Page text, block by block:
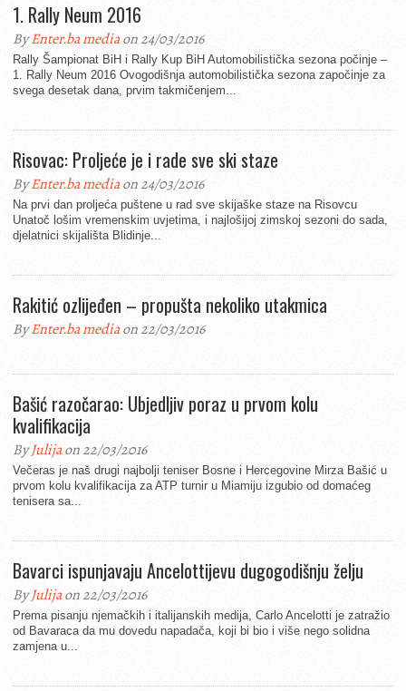
1. Rally Neum 2016
ByEnter.ba mediaon 24/03/2016
Rally Šampionat BiH i Rally Kup BiH Automobilistička sezona počinje –
1. Rally Neum 2016 Ovogodišnja automobilistička sezona započinje za
svega desetak dana, prvim takmičenjem...
Risovac: Proljeće je i rade sve ski staze
ByEnter.ba mediaon 24/03/2016
Na prvi dan proljeća puštene u rad sve skijaške staze na Risovcu
Unatoč lošim vremenskim uvjetima, i najlošijoj zimskoj sezoni do sada,
djelatnici skijališta Blidinje...
Rakitić ozlijeđen – propušta nekoliko utakmica
ByEnter.ba mediaon 22/03/2016
Bašić razočarao: Ubjedljiv poraz u prvom kolu
kvalifikacija
ByJulijaon 22/03/2016
Večeras je naš drugi najbolji teniser Bosne i Hercegovine Mirza Bašić u
prvom kolu kvalifikacija za ATP turnir u Miamiju izgubio od domaćeg
tenisera sa...
Bavarci ispunjavaju Ancelottijevu dugogodišnju želju
ByJulijaon 22/03/2016
Prema pisanju njemačkih i italijanskih medija, Carlo Ancelotti je zatražio
od Bavaraca da mu dovedu napadača, koji bi bio i više nego solidna
zamjena u...